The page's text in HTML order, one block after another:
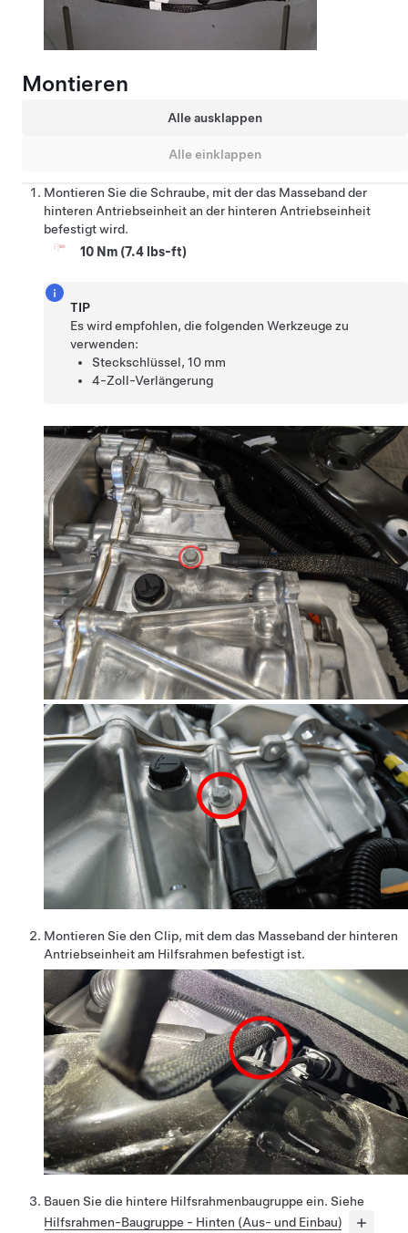
Montieren
Alle ausklappen
Alle einklappen
Montieren Sie die Schraube, mit der das Masseband der
hinteren Antriebseinheit an der hinteren Antriebseinheit
befestigt wird.
10 Nm (7.4 lbs-ft)
TIP
Es wird empfohlen, die folgenden Werkzeuge zu
verwenden:
Steckschlüssel, 10 mm
4-Zoll-Verlängerung
Montieren Sie den Clip, mit dem das Masseband der hinteren
Antriebseinheit am Hilfsrahmen befestigt ist.
Bauen Sie die hintere Hilfsrahmenbaugruppe ein. Siehe
Hilfsrahmen-Baugruppe - Hinten (Aus- und Einbau)